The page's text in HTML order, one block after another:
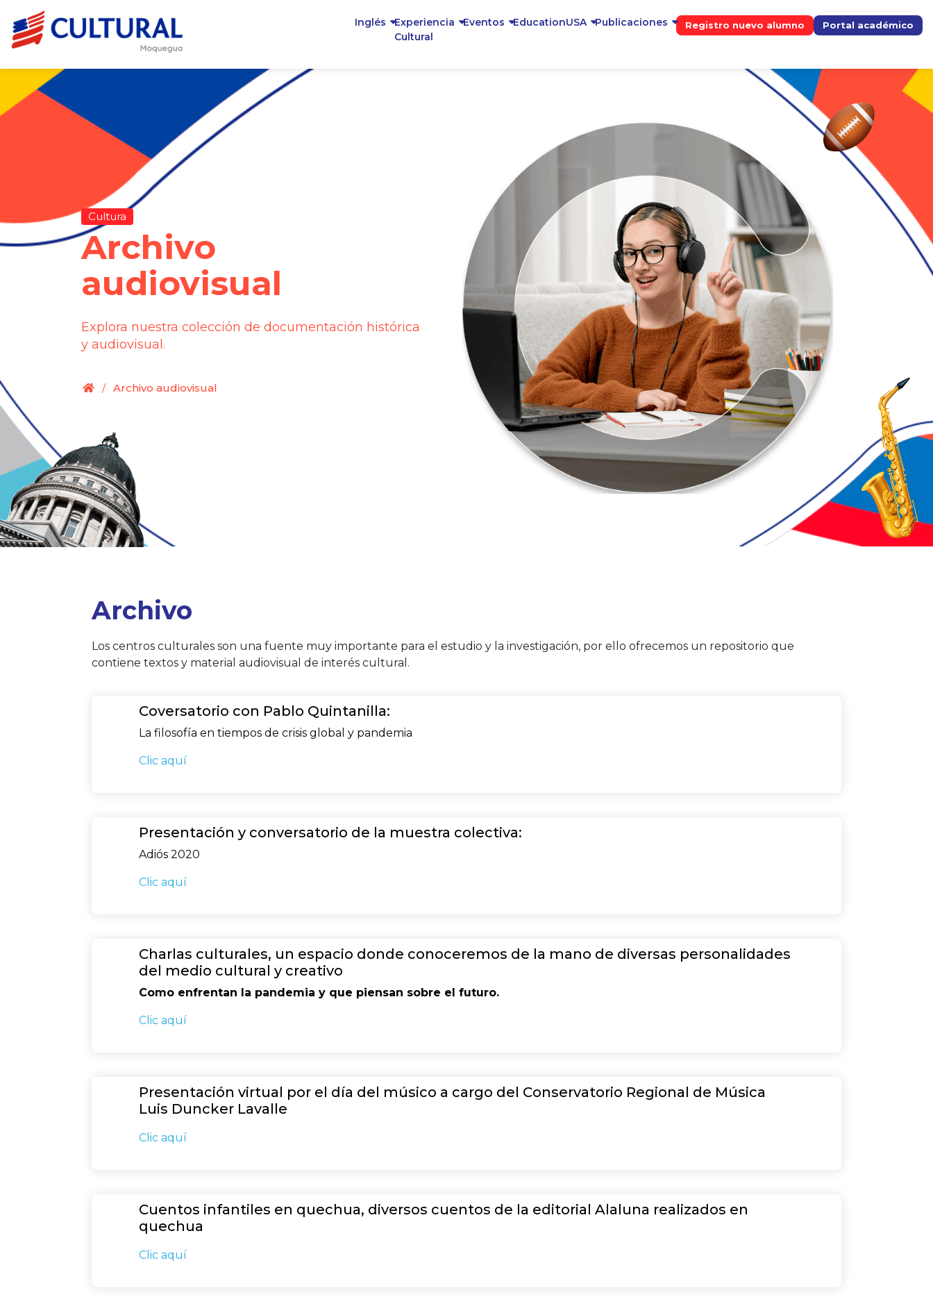
Inglés
Experiencia
Cultural
Eventos EducationUSA Publicaciones Registro nuevo alumno Portal académico
Cultura
Archivo
audiovisual
Explora nuestra colección de documentación histórica
y audiovisual.
. / Archivo audiovisual
Archivo
Los centros culturales son una fuente muy importante para el estudio y la investigación, por ello ofrecemos un repositorio que
contiene textos y material audiovisual de interés cultural.
Coversatorio con Pablo Quintanilla:
La filosofía en tiempos de crisis global y pandemia
Clic aquí
Presentación y conversatorio de la muestra colectiva:
Adiós 2020
Clic aquí
Charlas culturales, un espacio donde conoceremos de la mano de diversas personalidades
del medio cultural y creativo
Como enfrentan la pandemia y que piensan sobre el futuro.
Clic aquí
Presentación virtual por el día del músico a cargo del Conservatorio Regional de Música
Luis Duncker Lavalle
Clic aquí
Cuentos infantiles en quechua, diversos cuentos de la editorial Alaluna realizados en
quechua
Clic aquí